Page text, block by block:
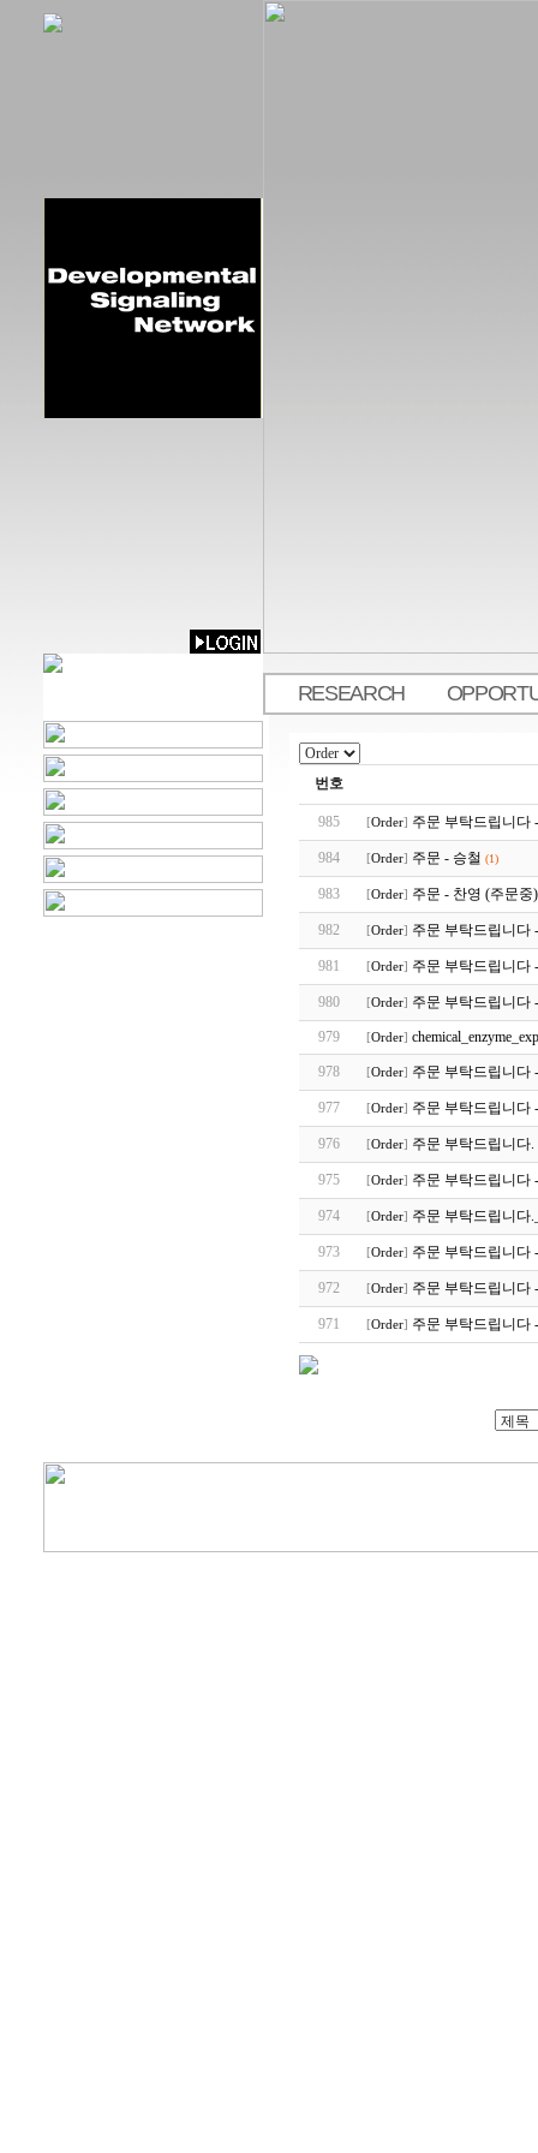
RESEARCH
번호
985 [Order] 주문 부탁드립니다
984 [Order] 주문 - 승철 (1)
983 [Order] 주문 - 찬영 (주문중)
982 [Order] 주문 부탁드립니다
981 [Order] 주문 부탁드립니다
980 [Order] 주문 부탁드립니다
979 [Order]
978 [Order] 주문 부탁드립니다
977 [Order] 주문 부탁드립니다
976 [Order] 주문 부탁드립니다.
975 [Order] 주문 부탁드립니다
974 [Order] 주문 부탁드립니다
973 [Order] 주문 부탁드립니다
972 [Order] 주문 부탁드립니다
971 [Order] 주문 부탁드립니다